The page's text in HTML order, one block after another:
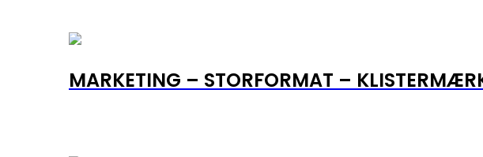
MARKETING – STORFORMAT –